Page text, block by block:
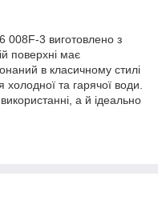
008F-3 виготовлено з
поверхні має
в класичному стилі
та гарячої води.
а й ідеально